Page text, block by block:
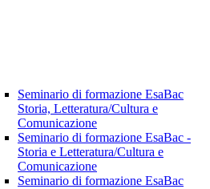
Seminario di formazione EsaBac
Storia, Letteratura/Cultura e
Comunicazione
Seminario di formazione EsaBac -
Storia e Letteratura/Cultura e
Comunicazione
Seminario di formazione EsaBac